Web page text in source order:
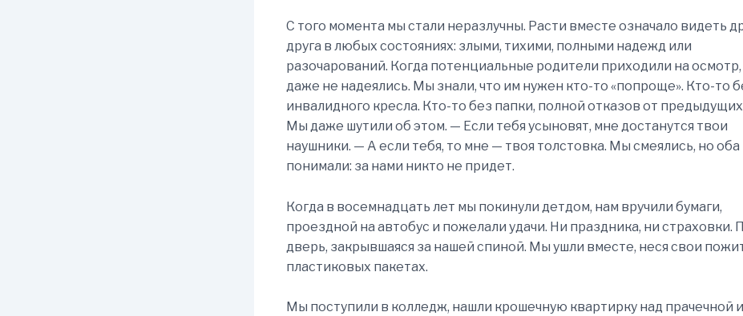
С того момента мы стали неразлучны. Расти вместе означало видеть
друга в любых состояниях: злыми, тихими, полными надежд или
разочарований. Когда потенциальные родители приходили на
даже не надеялись. Мы знали, что им нужен кто-то «попроще». Кто-то
инвалидного кресла. Кто-то без папки, полной отказов от
Мы даже шутили об этом. — Если тебя усыновят, мне достанутся твои
наушники. — А если тебя, то мне — твоя толстовка. Мы смеялись, но оба
понимали: за нами никто не придет.
Когда в восемнадцать лет мы покинули детдом, нам вручили бумаги,
проездной на автобус и пожелали удачи. Ни праздника, ни страховки.
дверь, закрывшаяся за нашей спиной. Мы ушли вместе, неся свои
пластиковых пакетах.
Мы поступили в колледж, нашли крошечную квартирку над прачечной и